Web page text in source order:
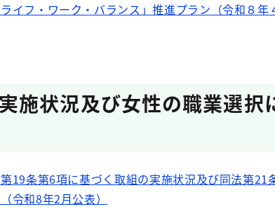
イフ・ワーク・バランス」推進プラン（令和８年
施状況及び女性の職業選択
19条第6項に基づく取組の実施状況及び同法第21
令和8年2月公表）